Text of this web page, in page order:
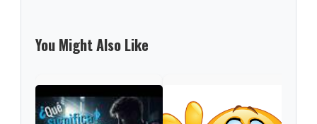
You Might Also Like